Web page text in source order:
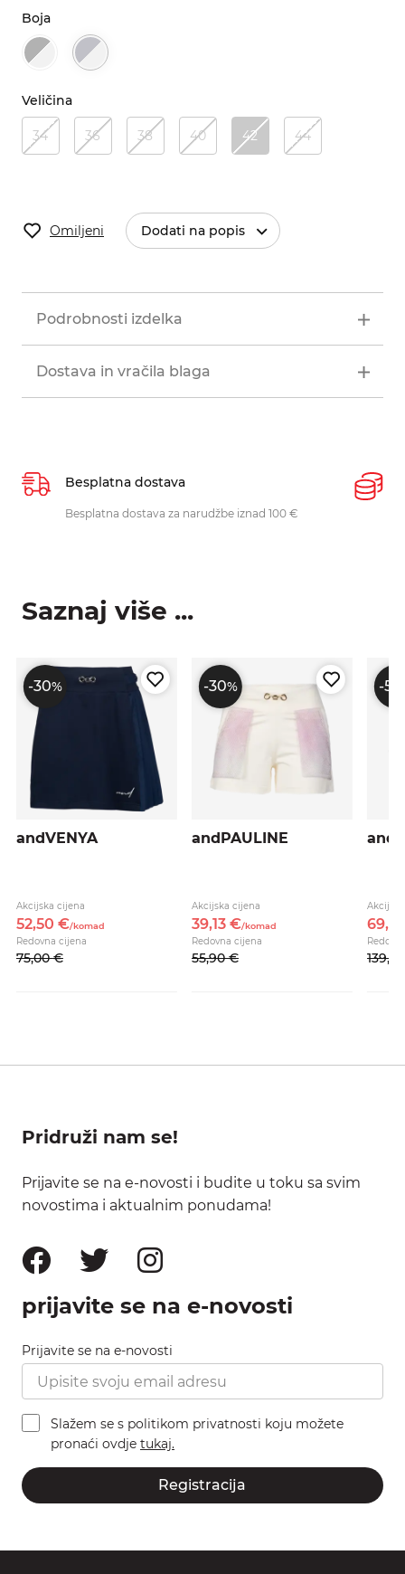
Boja
Veličina
34 36 38 40 42 44
Omiljeni Dodati na popis
Podrobnosti izdelka
Dostava in vračila blaga
Besplatna dostava
Besplatna dostava za narudžbe iznad 100 €
Saznaj više ...
-30%
andVENYA
Akcijska cijena
52,50 €/komad
Redovna cijena
75,00 €
-30%
andPAULINE
Akcijska cijena
39,13 €/komad
Redovna cijena
55,90 €
-50
69,
139,
Pridruži nam se!
Prijavite se na e-novosti i budite u toku sa svim
novostima i aktualnim ponudama!
prijavite se na e-novosti
Prijavite se na e-novosti
Slažem se s politikom privatnosti koju možete
pronaći ovdje tukaj.
Registracija